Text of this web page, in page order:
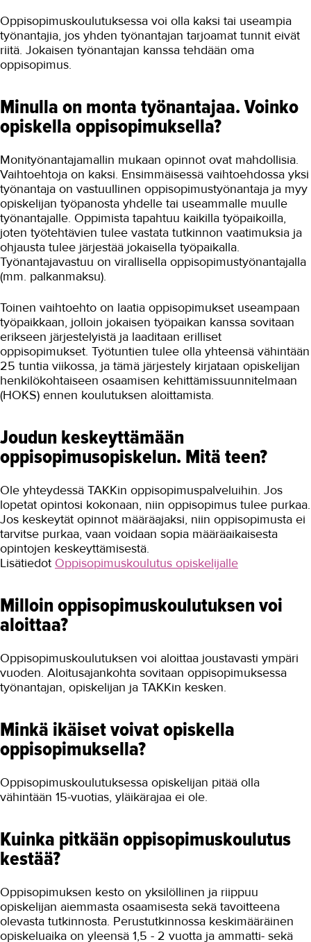
IN ENGLISH
Oppisopimuskoulutuksessa voi olla kaksi tai useampia
työnantajia, jos yhden työnantajan tarjoamat tunnit eivät
riitä. Jokaisen työnantajan kanssa tehdään oma
oppisopimus.
Minulla on monta työnantajaa. Voinko
opiskella oppisopimuksella?
Monityönantajamallin mukaan opinnot ovat mahdollisia.
Vaihtoehtoja on kaksi. Ensimmäisessä vaihtoehdossa yksi
työnantaja on vastuullinen oppisopimustyönantaja ja myy
opiskelijan työpanosta yhdelle tai useammalle muulle
työnantajalle. Oppimista tapahtuu kaikilla työpaikoilla,
joten työtehtävien tulee vastata tutkinnon vaatimuksia ja
ohjausta tulee järjestää jokaisella työpaikalla.
Työnantajavastuu on virallisella oppisopimustyönantajalla
(mm. palkanmaksu).
Toinen vaihtoehto on laatia oppisopimukset useampaan
työpaikkaan, jolloin jokaisen työpaikan kanssa sovitaan
erikseen järjestelyistä ja laaditaan erilliset
oppisopimukset. Työtuntien tulee olla yhteensä vähintään
25 tuntia viikossa, ja tämä järjestely kirjataan opiskelijan
henkilökohtaiseen osaamisen kehittämissuunnitelmaan
(HOKS) ennen koulutuksen aloittamista.
Joudun keskeyttämään
oppisopimusopiskelun. Mitä teen?
Ole yhteydessä TAKKin oppisopimuspalveluihin. Jos
lopetat opintosi kokonaan, niin oppisopimus tulee purkaa.
Jos keskeytät opinnot määräajaksi, niin oppisopimusta ei
tarvitse purkaa, vaan voidaan sopia määräaikaisesta
opintojen keskeyttämisestä.
Lisätiedot Oppisopimuskoulutus opiskelijalle
Milloin oppisopimuskoulutuksen voi
aloittaa?
Oppisopimuskoulutuksen voi aloittaa joustavasti ympäri
vuoden. Aloitusajankohta sovitaan oppisopimuksessa
työnantajan, opiskelijan ja TAKKin kesken.
Minkä ikäiset voivat opiskella
oppisopimuksella?
Oppisopimuskoulutuksessa opiskelijan pitää olla
vähintään 15-vuotias, yläikärajaa ei ole.
Kuinka pitkään oppisopimuskoulutus
kestää?
Oppisopimuksen kesto on yksilöllinen ja riippuu
opiskelijan aiemmasta osaamisesta sekä tavoitteena
olevasta tutkinnosta. Perustutkinnossa keskimääräinen
opiskeluaika on yleensä 1,5 - 2 vuotta ja ammatti- sekä